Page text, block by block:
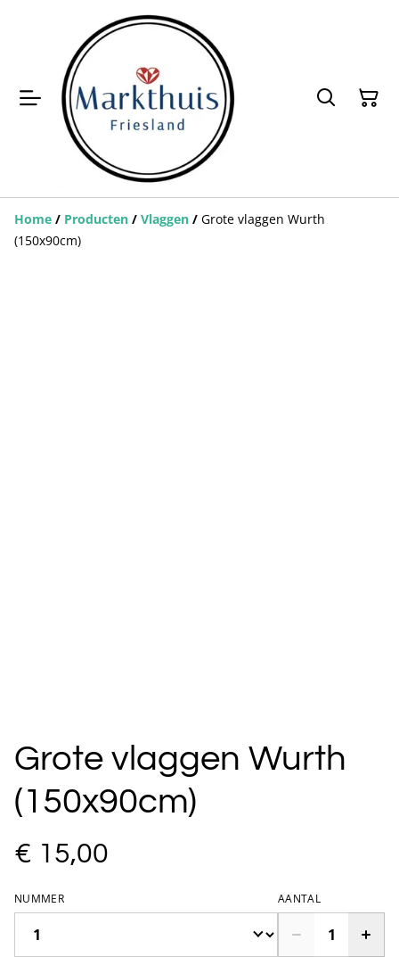
Home / Producten / Vlaggen / Grote vlaggen Wurth
(150x90cm)
Grote vlaggen Wurth
(150x90cm)
€ 15,00
NUMMER AANTAL